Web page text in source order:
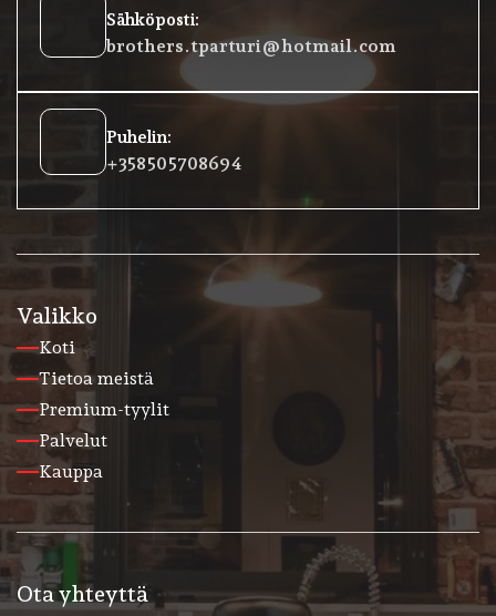
Sähköposti:
brothers.tparturi@hotmail.com
Puhelin:
+358 50 5708694
Valikko
Koti
Tietoa meistä
Premium-tyylit
Palvelut
Kauppa
Ota yhteyttä